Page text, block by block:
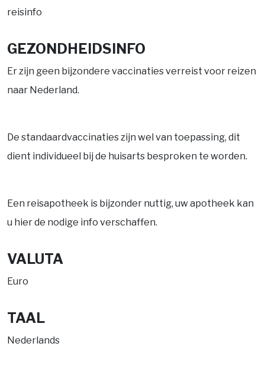
reisinfo
GEZONDHEIDSINFO
Er zijn geen bijzondere vaccinaties verreist voor reizen
naar Nederland.
De standaardvaccinaties zijn wel van toepassing, dit
dient individueel bij de huisarts besproken te worden.
Een reisapotheek is bijzonder nuttig, uw apotheek kan
u hier de nodige info verschaffen.
VALUTA
Euro
TAAL
Nederlands